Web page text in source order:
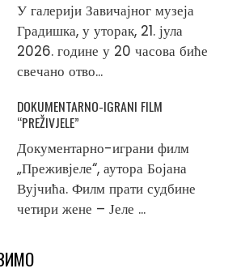
У галерији Завичајног музеја
Градишка, у уторак, 21. јула
2026. године у 20 часова биће
свечано отво...
DOKUMENTARNO-IGRANI FILM
“PREŽIVJELE”
Документарно-играни филм
„Преживјеле“, аутора Бојана
Вујчића. Филм прати судбине
четири жене – Јеле ...